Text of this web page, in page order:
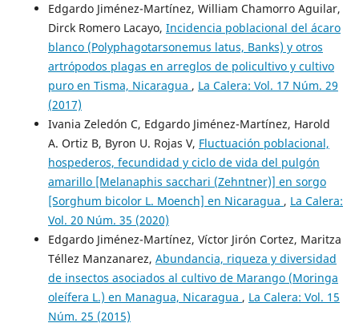
Edgardo Jiménez-Martínez, William Chamorro Aguilar,
Dirck Romero Lacayo, Incidencia poblacional del ácaro
blanco (Polyphagotarsonemus latus, Banks) y otros
artrópodos plagas en arreglos de policultivo y cultivo
puro en Tisma, Nicaragua , La Calera: Vol. 17 Núm. 29
(2017)
Ivania Zeledón C, Edgardo Jiménez-Martínez, Harold
A. Ortiz B, Byron U. Rojas V, Fluctuación poblacional,
hospederos, fecundidad y ciclo de vida del pulgón
amarillo [Melanaphis sacchari (Zehntner)] en sorgo
[Sorghum bicolor L. Moench] en Nicaragua , La Calera:
Vol. 20 Núm. 35 (2020)
Edgardo Jiménez-Martínez, Víctor Jirón Cortez, Maritza
Téllez Manzanarez, Abundancia, riqueza y diversidad
de insectos asociados al cultivo de Marango (Moringa
oleífera L.) en Managua, Nicaragua , La Calera: Vol. 15
Núm. 25 (2015)